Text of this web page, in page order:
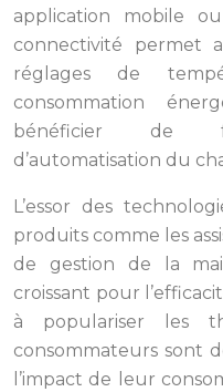
application mobile
connectivité permet
réglages de
consommation
bénéficier de
d’automatisation du
L’essor des
produits comme les
de gestion de la
croissant pour
à populariser les
consommateurs sont
l’impact de leur